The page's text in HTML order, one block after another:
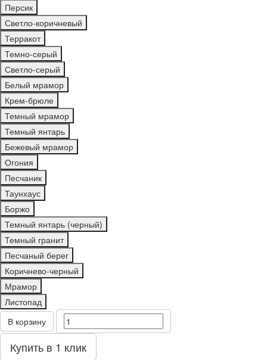
Персик
Светло-коричневый
Терракот
Темно-серый
Светло-серый
Белый мрамор
Крем-брюле
Темный мрамор
Темный янтарь
Бежевый мрамор
Огония
Песчаник
Таунхаус
Боржо
Темный янтарь (черный)
Темный гранит
Песчаный берег
Коричнево-черный
Мрамор
Листопад
В корзину
Купить в 1 клик